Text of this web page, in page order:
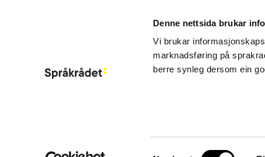
Denne nettsida brukar
Vi brukar
marknadsføring på
berre synleg dersom ein
Aktuelt